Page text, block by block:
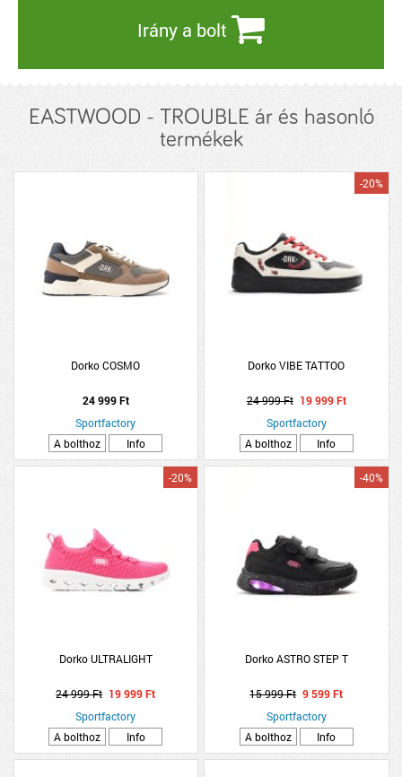
Irány a bolt
EASTWOOD - TROUBLE ár és hasonló
termékek
Dorko COSMO
24 999 Ft
Sportfactory
A bolthoz
Info
Dorko VIBE TATTOO
-20%
24 999 Ft 19 999 Ft
Sportfactory
A bolthoz
Info
Dorko ULTRALIGHT
-20%
24 999 Ft 19 999 Ft
Sportfactory
A bolthoz
Info
Dorko ASTRO STEP T
-40%
15 999 Ft 9 599 Ft
Sportfactory
A bolthoz
Info